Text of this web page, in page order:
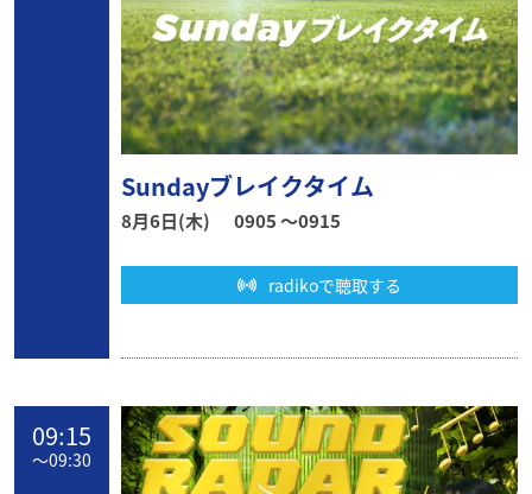
Sundayブレイクタイム
8月6日(木) 0905 〜0915
radikoで聴取する
09:15
〜09:30